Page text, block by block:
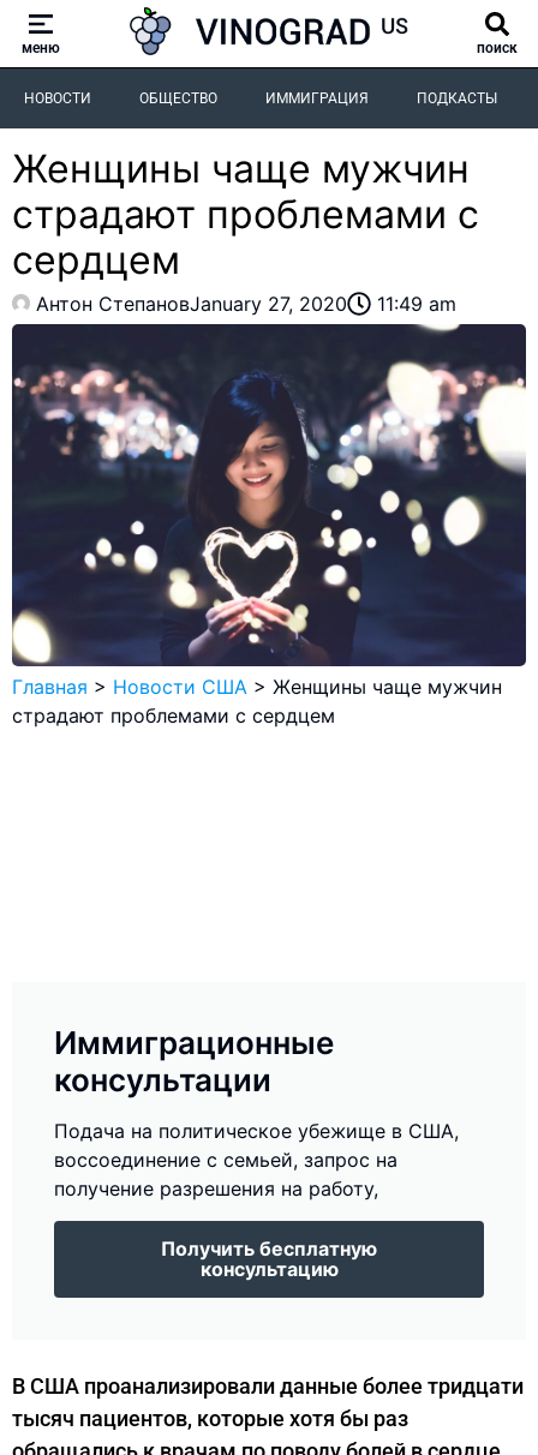
меню поиск
НОВОСТИ ОБЩЕСТВО ИММИГРАЦИЯ ПОДКАСТЫ
Женщины чаще мужчин
страдают проблемами с
сердцем
Антон СтепановJanuary 27, 2020 11:49 am
Главная > Новости США > Женщины чаще мужчин
страдают проблемами с сердцем
Иммиграционные
консультации
Подача на политическое убежище в США,
воссоединение с семьей, запрос на
получение разрешения на работу,
Получить бесплатную
консультацию
В США проанализировали данные более тридцати
тысяч пациентов, которые хотя бы раз